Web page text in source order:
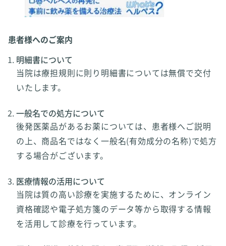
患者様へのご案内
明細書について
当院は療担規則に則り明細書については無償で交付
いたします。
一般名での処方について
後発医薬品があるお薬については、患者様へご説明
の上、商品名ではなく一般名(有効成分の名称)で処方
する場合がございます。
医療情報の活用について
当院は質の高い診療を実施するために、オンライン
資格確認や電子処方箋のデータ等から取得する情報
を活用して診療を行っています。